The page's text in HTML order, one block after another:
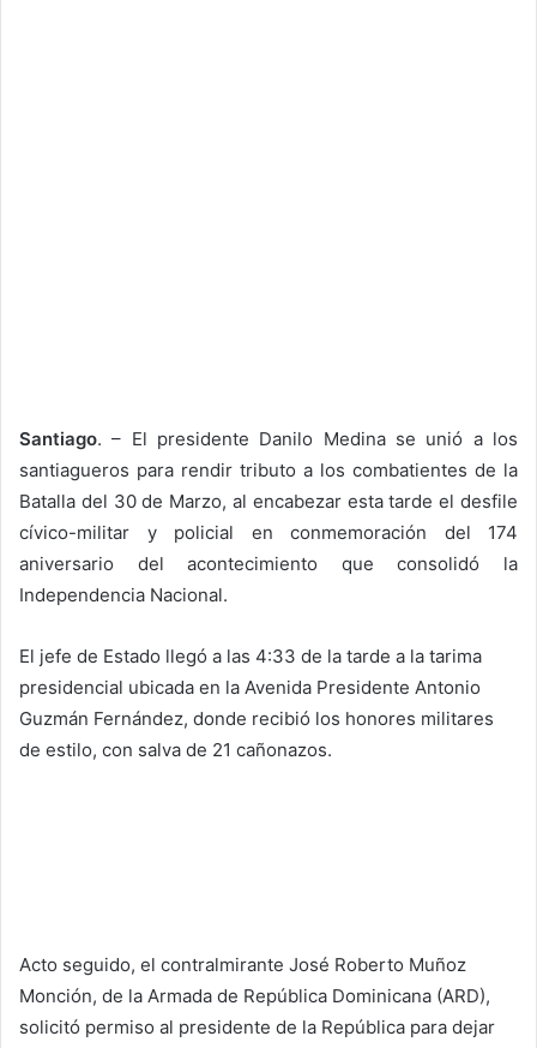
Santiago. – El presidente Danilo Medina se unió a los
santiagueros para rendir tributo a los combatientes de la
Batalla del 30 de Marzo, al encabezar esta tarde el desfile
cívico-militar y policial en conmemoración del 174
aniversario del acontecimiento que consolidó la
Independencia Nacional.
El jefe de Estado llegó a las 4:33 de la tarde a la tarima
presidencial ubicada en la Avenida Presidente Antonio
Guzmán Fernández, donde recibió los honores militares
de estilo, con salva de 21 cañonazos.
Acto seguido, el contralmirante José Roberto Muñoz
Monción, de la Armada de República Dominicana (ARD),
solicitó permiso al presidente de la República para dejar